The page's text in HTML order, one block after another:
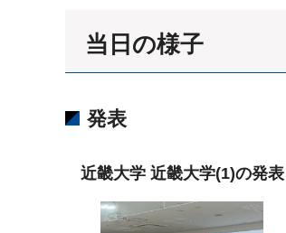
当日の様子
発表
近畿大学 近畿大学(1)の発表